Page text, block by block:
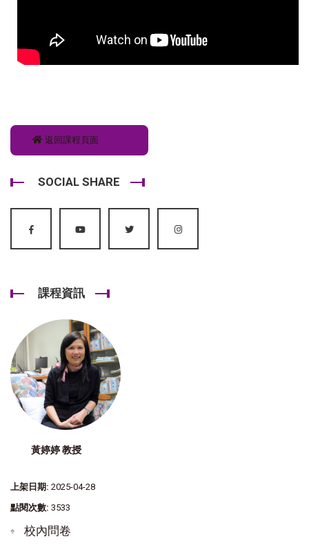
返回課程頁面
SOCIAL SHARE
課程資訊
黃婷婷 教授
上架日期: 2025-04-28
點閱次數: 3533
校內問卷